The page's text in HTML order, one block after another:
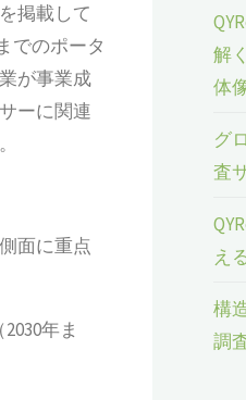
掲載して
でのポータ
が事業成
ーに関連
面に重点
年ま
解
体
グ
査
え
構
調